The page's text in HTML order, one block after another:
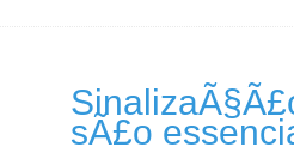
sÃ£o